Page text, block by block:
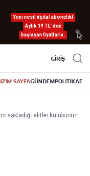
Yeni nesil dijital abonelik!
Aylık 19 TL’ den
başlayan fiyatlarla.
GİRİŞ
SAYFAGÜNDEMPOLİTİKA
sakladığı elitler kulübünün